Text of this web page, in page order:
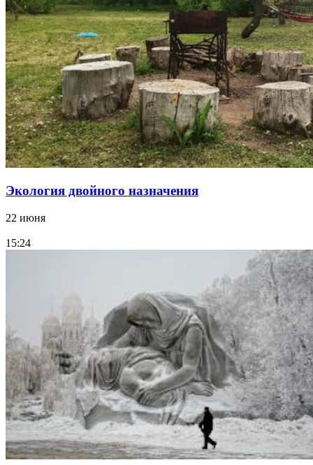
Экология двойного назначения
22 июня
15:24